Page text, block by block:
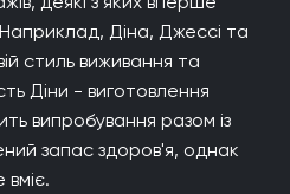
Діна, Джессі та
стиль виживання та
Діни - виготовлення
випробування разом із
запас здоров'я, однак